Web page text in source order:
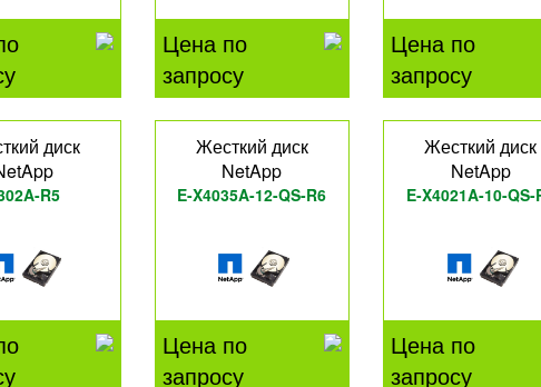
Цена по
запросу
Цена по
запросу
диск
R5
Жесткий диск
NetApp
E-X4035A-12-QS-R6
Цена по
запросу
Жесткий диск
NetApp
E-X4021A-10-QS-
Цена по
запросу